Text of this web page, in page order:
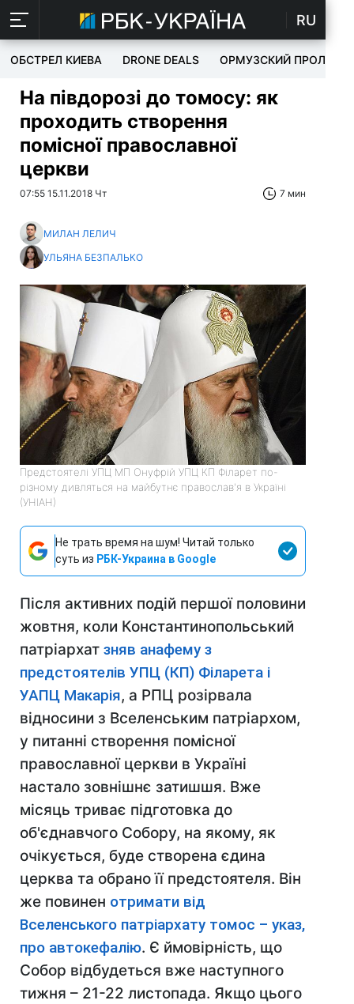
RU
ОБСТРЕЛ КИЕВА DRONE DEALS ОРМУЗСКИЙ ПРОЛИВ
На півдорозі до томосу: як
проходить створення
помісної православної
церкви
07:55 15.11.2018 Чт 7 мин
МИЛАН ЛЕЛИЧ
УЛЬЯНА БЕЗПАЛЬКО
Предстоятелі УПЦ МП Онуфрій УПЦ КП Філарет по-
різному дивляться на майбутнє православ'я в Україні
(УНІАН)
Не трать время на шум! Читай только
суть из РБК-Украина в Google
Після активних подій першої половини
жовтня, коли Константинопольський
патріархат зняв анафему з
предстоятелів УПЦ (КП) Філарета і
УАПЦ Макарія, а РПЦ розірвала
відносини з Вселенським патріархом,
у питанні створення помісної
православної церкви в Україні
настало зовнішнє затишшя. Вже
місяць триває підготовка до
об'єднавчого Cобору, на якому, як
очікується, буде створена єдина
церква та обрано її предстоятеля. Він
же повинен отримати від
Вселенського патріархату томос – указ,
про автокефалію. Є ймовірність, що
Собор відбудеться вже наступного
тижня – 21-22 листопада. Якщо цього